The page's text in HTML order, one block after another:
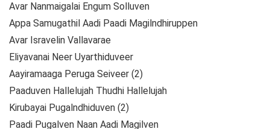
Avar Nanmaigalai Engum Solluven
Appa Samugathil Aadi Paadi Magilndhiruppen
Avar Isravelin Vallavarae
Eliyavanai Neer Uyarthiduveer
Aayiramaaga Peruga Seiveer (2)
Paaduven Hallelujah Thudhi Hallelujah
Kirubayai Pugalndhiduven (2)
Paadi Pugalven Naan Aadi Magilven